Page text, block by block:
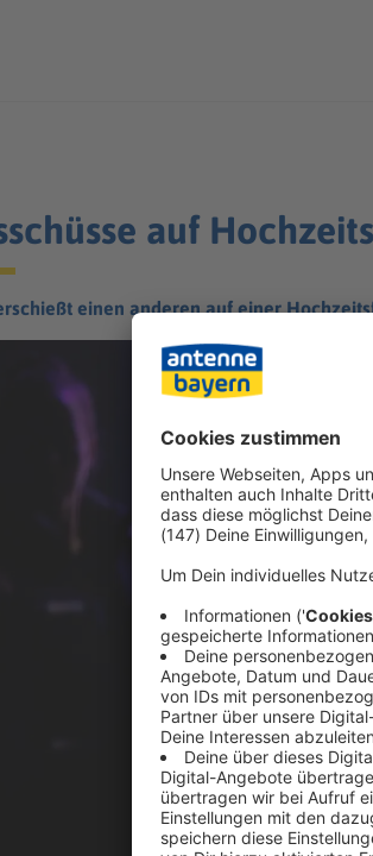
auf
einen anderen auf einer